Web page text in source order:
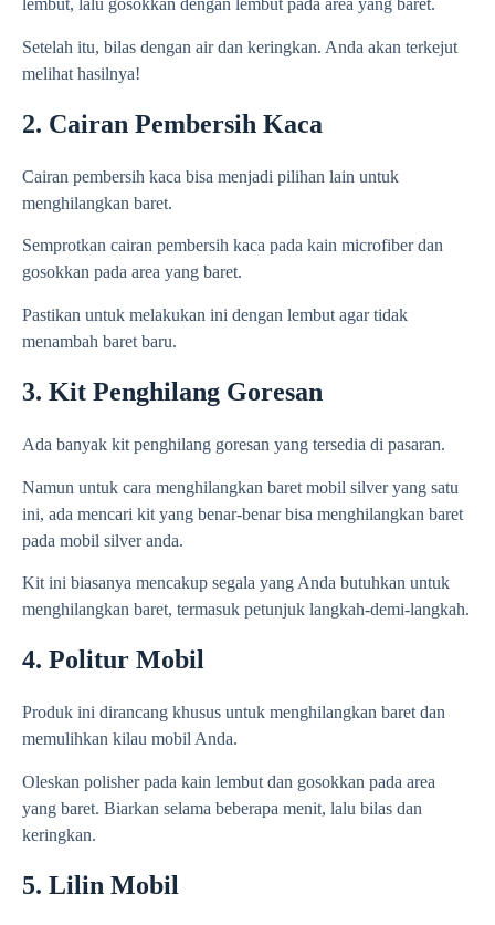
lembut, lalu gosokkan dengan lembut pada area yang baret.
Setelah itu, bilas dengan air dan keringkan. Anda akan terkejut
melihat hasilnya!
2. Cairan Pembersih Kaca
Cairan pembersih kaca bisa menjadi pilihan lain untuk
menghilangkan baret.
Semprotkan cairan pembersih kaca pada kain microfiber dan
gosokkan pada area yang baret.
Pastikan untuk melakukan ini dengan lembut agar tidak
menambah baret baru.
3. Kit Penghilang Goresan
Ada banyak kit penghilang goresan yang tersedia di pasaran.
Namun untuk cara menghilangkan baret mobil silver yang satu
ini, ada mencari kit yang benar-benar bisa menghilangkan baret
pada mobil silver anda.
Kit ini biasanya mencakup segala yang Anda butuhkan untuk
menghilangkan baret, termasuk petunjuk langkah-demi-langkah.
4. Politur Mobil
Produk ini dirancang khusus untuk menghilangkan baret dan
memulihkan kilau mobil Anda.
Oleskan polisher pada kain lembut dan gosokkan pada area
yang baret. Biarkan selama beberapa menit, lalu bilas dan
keringkan.
5. Lilin Mobil